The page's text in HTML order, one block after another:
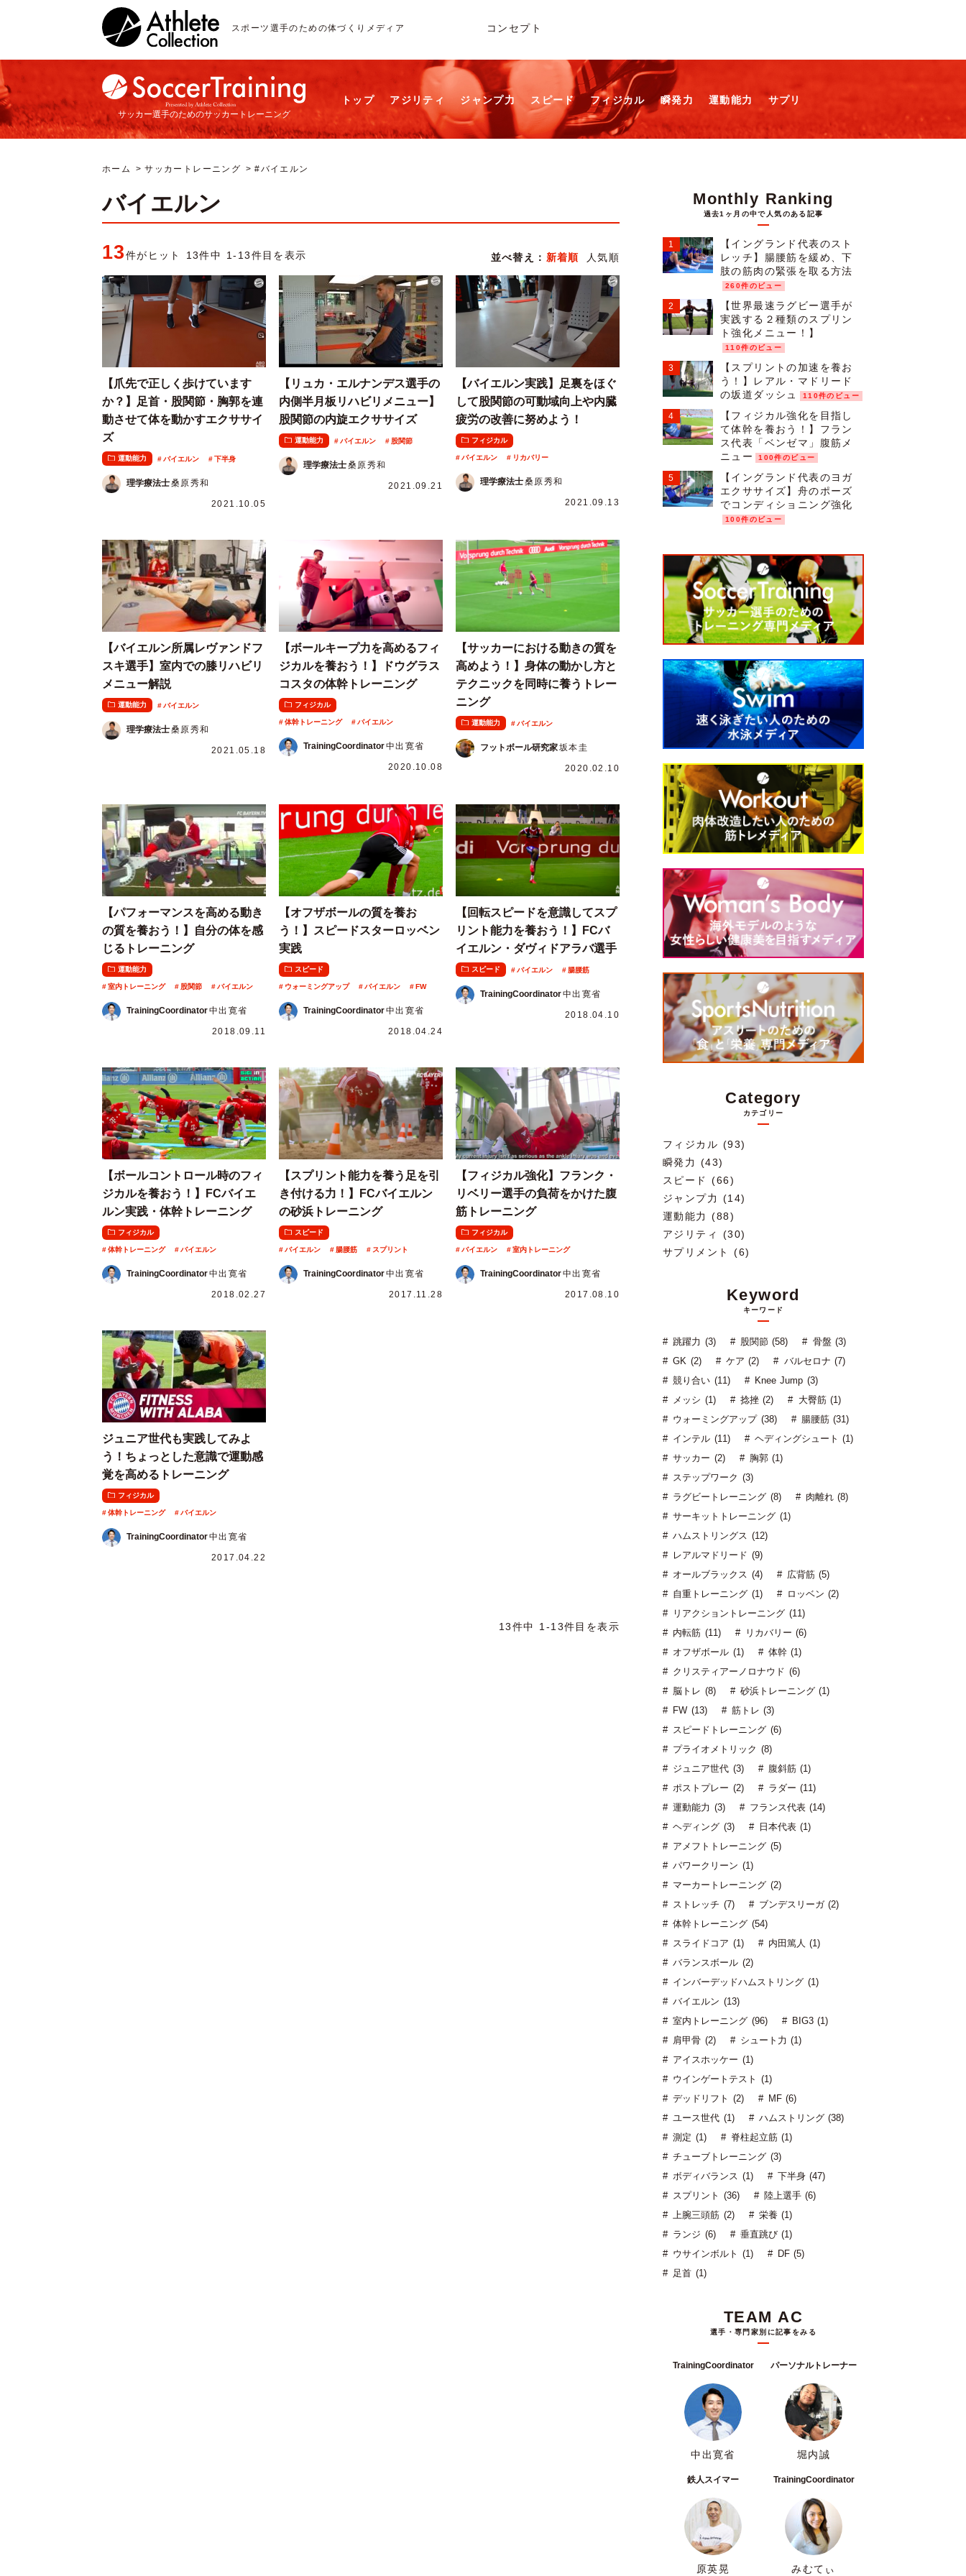
スポーツ選手のための体づくりメディア コンセプト
サッカー選手のためのサッカートレーニング
トップ アジリティ ジャンプ力 スピード フィジカル 瞬発力 運動能力 サプリ
ホーム サッカートレーニング #バイエルン
バイエルン
13件がヒット 13件中 1-13件目を表示 並べ替え： 新着順 人気順
【爪先で正しく歩けています
か？】足首・股関節・胸郭を連
動させて体を動かすエクササイ
ズ
運動能力 バイエルン 下半身
理学療法士桑原秀和
2021.10.05
【リュカ・エルナンデス選手の
内側半月板リハビリメニュー】
股関節の内旋エクササイズ
運動能力 バイエルン 股関節
理学療法士桑原秀和
2021.09.21
【バイエルン実践】足裏をほぐ
して股関節の可動域向上や内臓
疲労の改善に努めよう！
フィジカル
バイエルン リカバリー
理学療法士桑原秀和
2021.09.13
【バイエルン所属レヴァンドフ
スキ選手】室内での膝リハビリ
メニュー解説
運動能力 バイエルン
理学療法士桑原秀和
2021.05.18
【ボールキープ力を高めるフィ
ジカルを養おう！】ドウグラス
コスタの体幹トレーニング
フィジカル
体幹トレーニング バイエルン
TrainingCoordinator中出寛省
2020.10.08
【サッカーにおける動きの質を
高めよう！】身体の動かし方と
テクニックを同時に養うトレー
ニング
運動能力 バイエルン
フットボール研究家坂本圭
2020.02.10
【パフォーマンスを高める動き
の質を養おう！】自分の体を感
じるトレーニング
運動能力
室内トレーニング 股関節 バイエルン
TrainingCoordinator中出寛省
2018.09.11
【オフザボールの質を養お
う！】スピードスターロッベン
実践
スピード
ウォーミングアップ バイエルン FW
TrainingCoordinator中出寛省
2018.04.24
【回転スピードを意識してスプ
リント能力を養おう！】FCバ
イエルン・ダヴィドアラバ選手
スピード バイエルン 腸腰筋
TrainingCoordinator中出寛省
2018.04.10
【ボールコントロール時のフィ
ジカルを養おう！】FCバイエ
ルン実践・体幹トレーニング
フィジカル
体幹トレーニング バイエルン
TrainingCoordinator中出寛省
2018.02.27
【スプリント能力を養う足を引
き付ける力！】FCバイエルン
の砂浜トレーニング
スピード
バイエルン 腸腰筋 スプリント
TrainingCoordinator中出寛省
2017.11.28
【フィジカル強化】フランク・
リベリー選手の負荷をかけた腹
筋トレーニング
フィジカル
バイエルン 室内トレーニング
TrainingCoordinator中出寛省
2017.08.10
ジュニア世代も実践してみよ
う！ちょっとした意識で運動感
覚を高めるトレーニング
フィジカル
体幹トレーニング バイエルン
TrainingCoordinator中出寛省
2017.04.22
13件中 1-13件目を表示
Monthly Ranking
過去1ヶ月の中で人気のある記事
【イングランド代表のスト
レッチ】腸腰筋を緩め、下
肢の筋肉の緊張を取る方法
260件のビュー
【世界最速ラグビー選手が
実践する２種類のスプリン
ト強化メニュー！】
110件のビュー
【スプリントの加速を養お
う！】レアル・マドリード
の坂道ダッシュ
110件のビュー
【フィジカル強化を目指し
て体幹を養おう！】フラン
ス代表「ベンゼマ」腹筋メ
ニュー
100件のビュー
【イングランド代表のヨガ
エクササイズ】舟のポーズ
でコンディショニング強化
100件のビュー
Category
カテゴリー
フィジカル (93)
瞬発力 (43)
スピード (66)
ジャンプ力 (14)
運動能力 (88)
アジリティ (30)
サプリメント (6)
Keyword
キーワード
跳躍力 (3) 股関節 (58)
骨盤 (3)
GK (2)
ケア (2)
バルセロナ (7)
競り合い (11)
Knee Jump (3)
メッシ (1)
捻挫 (2)
大臀筋 (1)
ウォーミングアップ (38)
腸腰筋 (31)
インテル (11)
ヘディングシュート (1)
サッカー (2)
胸郭 (1)
ステップワーク (3)
ラグビートレーニング (8)
肉離れ (8)
サーキットトレーニング (1)
ハムストリングス (12)
レアルマドリード (9)
オールブラックス (4)
広背筋 (5)
自重トレーニング (1)
ロッベン (2)
リアクショントレーニング (11)
内転筋 (11)
リカバリー (6)
オフザボール (1)
体幹 (1)
クリスティアーノロナウド (6)
脳トレ (8)
砂浜トレーニング (1)
FW (13)
筋トレ (3)
スピードトレーニング (6)
プライオメトリック (8)
ジュニア世代 (3)
腹斜筋 (1)
ポストプレー (2)
ラダー (11)
運動能力 (3)
フランス代表 (14)
ヘディング (3)
日本代表 (1)
アメフトトレーニング (5)
パワークリーン (1)
マーカートレーニング (2)
ストレッチ (7)
ブンデスリーガ (2)
体幹トレーニング (54)
スライドコア (1)
内田篤人 (1)
バランスボール (2)
インバーデッドハムストリング (1)
バイエルン (13)
室内トレーニング (96)
BIG3 (1)
肩甲骨 (2)
シュート力 (1)
アイスホッケー (1)
ウインゲートテスト (1)
デッドリフト (2)
MF (6)
ユース世代 (1)
ハムストリング (38)
測定 (1)
脊柱起立筋 (1)
チューブトレーニング (3)
ボディバランス (1)
下半身 (47)
スプリント (36)
陸上選手 (6)
上腕三頭筋 (2)
栄養 (1)
ランジ (6)
垂直跳び (1)
ウサインボルト (1)
DF (5)
足首 (1)
TEAM AC
選手・専門家別に記事をみる
TrainingCoordinator
中出寛省
パーソナルトレーナー
堀内誠
鉄人スイマー
原英晃
TrainingCoordinator
みむてぃ